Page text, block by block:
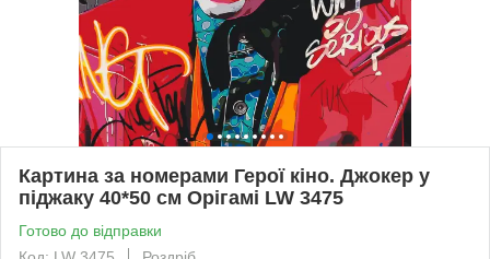
Картина за номерами Герої кіно. Джокер у
піджаку 40*50 см Орігамі LW 3475
Готово до відправки